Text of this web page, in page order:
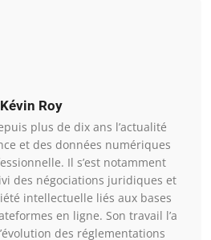
Kévin Roy
plus de dix ans l’actualité
et des données numériques
Il s’est notamment
des négociations juridiques et
intellectuelle liés aux bases
en ligne. Son travail l’a
des réglementations